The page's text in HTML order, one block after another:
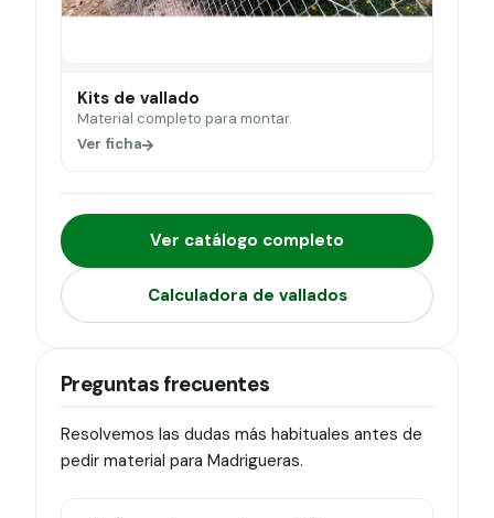
Kits de vallado
Material completo para montar.
Ver ficha
Ver catálogo completo
Calculadora de vallados
Preguntas frecuentes
Resolvemos las dudas más habituales antes de
pedir material para Madrigueras.